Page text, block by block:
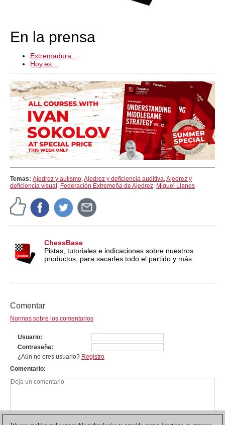
En la prensa
Extremadura...
Hoy.es...
Temas: Ajedrez y autismo,Ajedrez y deficiencia auditiva,Ajedrez y
deficiencia visual , Federación Extremeña de Ajedrez, Miguel Llanes
ChessBase
Pistas, tutoriales e indicaciones sobre nuestros
productos, para sacarles todo el partido y más.
Comentar
Normas sobre los comentarios
Usuario
Contraseña
¿Aún no eres usuario? Registro
Comentario